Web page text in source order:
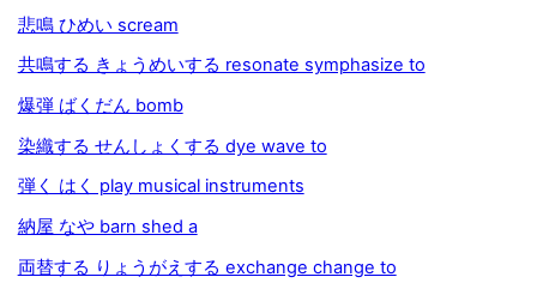
悲鳴 ひめい scream
共鳴する きょうめいする resonate symphasize to
爆弾 ばくだん bomb
染織する せんしょくする dye wave to
弾く はく play musical instruments
納屋 なや barn shed a
両替する りょうがえする exchange change to